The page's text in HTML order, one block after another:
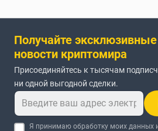
Получайте
новости криптомира
Присоединяйтесь к тысячам
ни одной выгодной сделки.
Я принимаю обработку моих данных